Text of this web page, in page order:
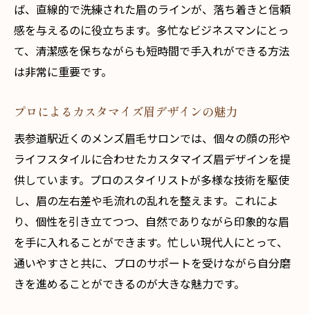
ば、直線的で洗練された眉のラインが、落ち着きと信頼
感を与えるのに役立ちます。多忙なビジネスマンにとっ
て、清潔感を保ちながらも短時間で手入れができる方法
は非常に重要です。
プロによるカスタマイズ眉デザインの魅力
表参道駅近くのメンズ眉毛サロンでは、個々の顔の形や
ライフスタイルに合わせたカスタマイズ眉デザインを提
供しています。プロのスタイリストが多様な技術を駆使
し、眉の左右差や毛流れの乱れを整えます。これによ
り、個性を引き立てつつ、自然でありながら印象的な眉
を手に入れることができます。忙しい現代人にとって、
通いやすさと共に、プロのサポートを受けながら自分磨
きを進めることができるのが大きな魅力です。